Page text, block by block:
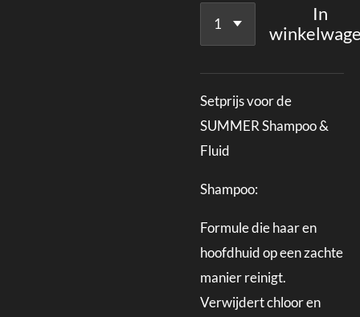
In
Setprijs voor de
SUMMER Shampoo &
Fluid
Shampoo:
Formule die haar en
hoofdhuid op een zachte
manier reinigt.
Verwijdert chloor en